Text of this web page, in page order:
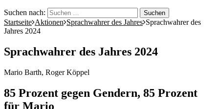
Suchen nach:
Startseite Aktionen Sprachwahrer des Jahres Sprachwahrer des
Jahres 2024
Sprachwahrer des Jahres 2024
Mario Barth, Roger Köppel
85 Prozent gegen Gendern, 85 Prozent
für Mario